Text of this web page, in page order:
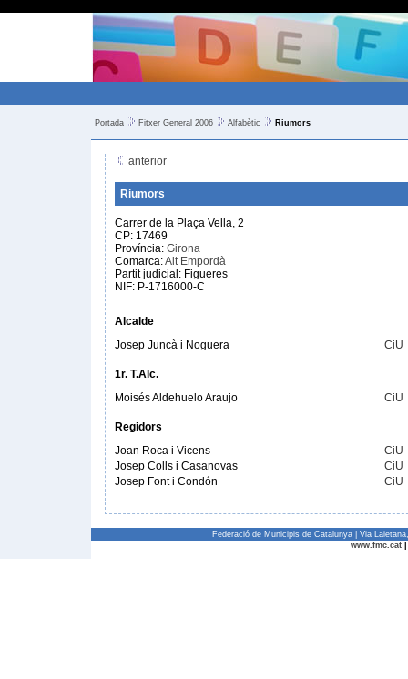
Portada Fitxer General 2006 Alfabètic Riumors
anterior
Riumors
Carrer de la Plaça Vella, 2
CP: 17469
Província: Girona
Comarca:Alt Empordà
Partit judicial: Figueres
NIF: P-1716000-C
Alcalde
Josep Juncà i Noguera
CiU
1r. T.Alc.
Moisés Aldehuelo Araujo
CiU
Regidors
Joan Roca i Vicens
CiU
Josep Colls i Casanovas
CiU
Josep Font i Condón
CiU
Federació de Municipis de Catalunya | Via
www.fmc.cat